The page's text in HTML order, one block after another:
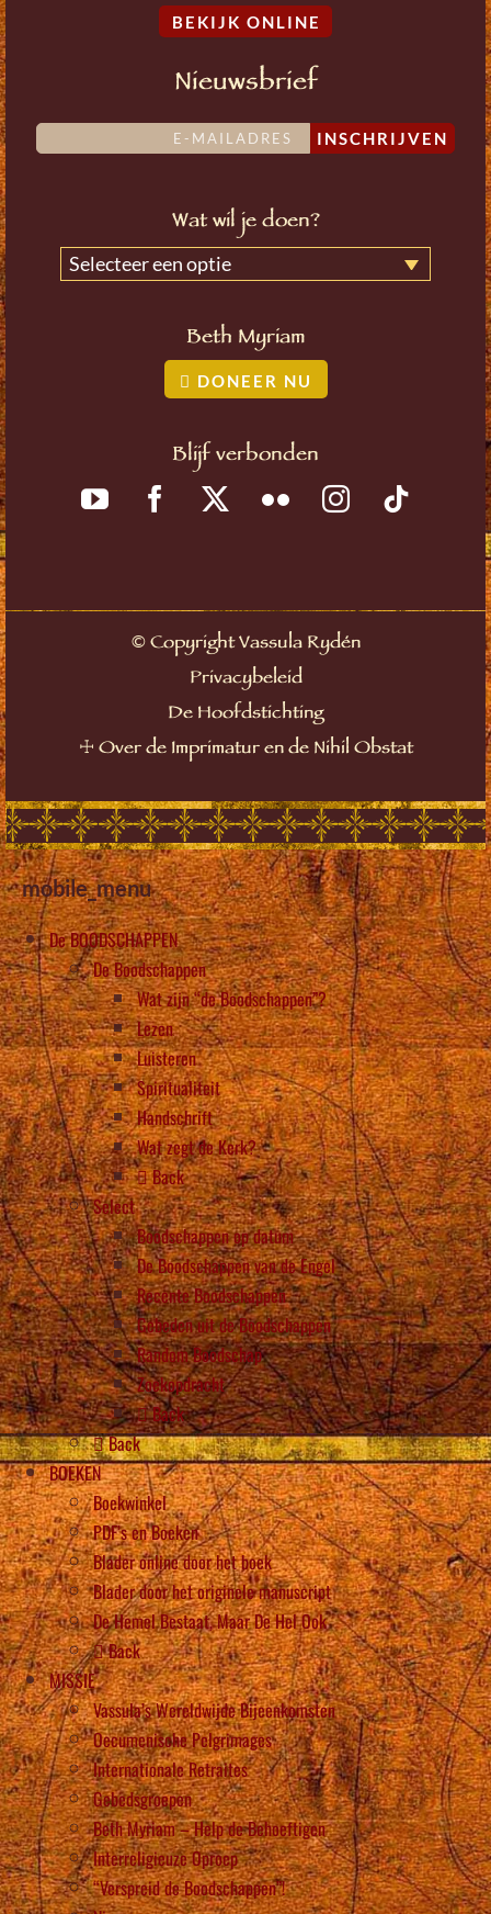
BEKIJK ONLINE
Nieuwsbrief
INSCHRIJVEN
Wat wil je doen?
Selecteer een optie
Beth Myriam
DONEER NU
Blijf verbonden
©Copyright Vassula Rydén
Privacybeleid
De Hoofdstichting
☩ Over de Imprimatur en de Nihil Obstat
mobile_menu
De BOODSCHAPPEN
De Boodschappen
Wat zijn “de Boodschappen”?
Lezen
Luisteren
Spiritualiteit
Handschrift
Wat zegt de Kerk?
Back
Select
Boodschappen op datum
De Boodschappen van de Engel
Recente Boodschappen
Gebeden uit de Boodschappen
Random Boodschap
Zoekopdracht
Back
Back
BOEKEN
Boekwinkel
PDF’s en Boeken
Blader online door het boek
Blader door het originele manuscript
De Hemel Bestaat, Maar De Hel Ook
Back
MISSIE
Vassula’s Wereldwijde Bijeenkomsten
Oecumenische Pelgrimages
Internationale Retraites
Gebedsgroepen
Beth Myriam – Help de Behoeftigen
Interreligieuze Oproep
“Verspreid de Boodschappen”!